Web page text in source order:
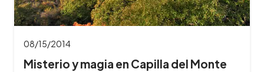
08/15/2014
Misterio y magia en Capilla del Monte